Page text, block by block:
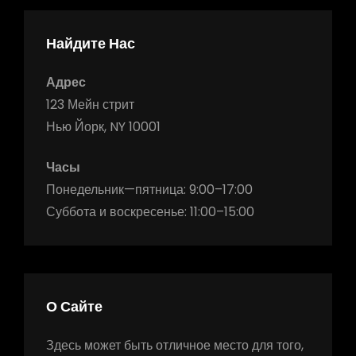
Найдите Нас
Адрес
123 Мейн стрит
Нью Йорк, NY 10001
Часы
Понедельник—пятница: 9:00–17:00
Суббота и воскресенье: 11:00–15:00
О Сайте
Здесь может быть отличное место для того,